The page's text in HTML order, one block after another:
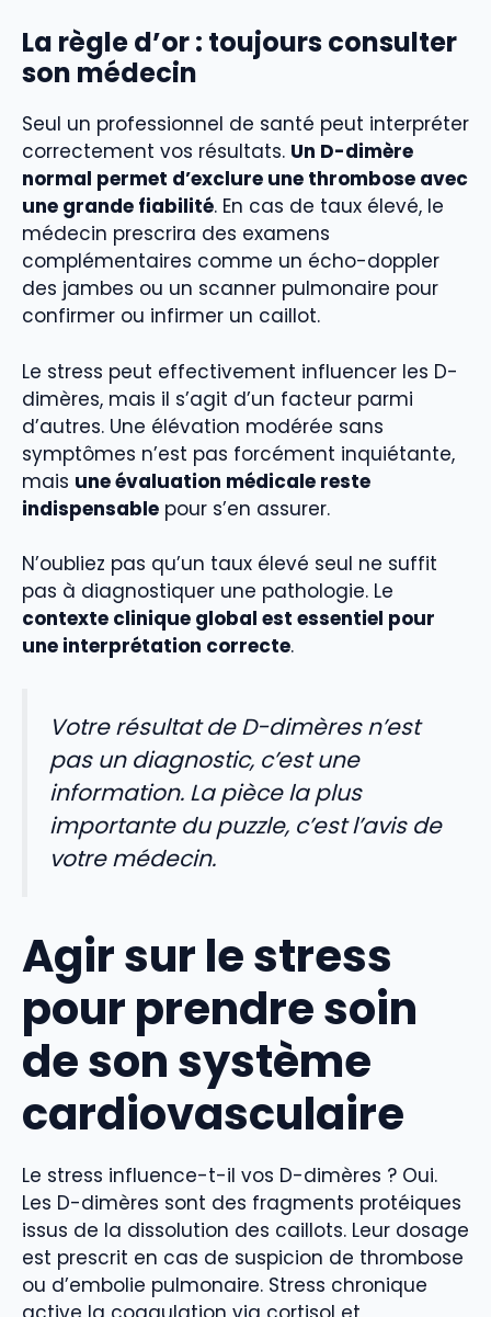
La règle d’or : toujours consulter
son médecin
Seul un professionnel de santé peut interpréter
correctement vos résultats. Un D-dimère
normal permet d’exclure une thrombose avec
une grande fiabilité. En cas de taux élevé, le
médecin prescrira des examens
complémentaires comme un écho-doppler
des jambes ou un scanner pulmonaire pour
confirmer ou infirmer un caillot.
Le stress peut effectivement influencer les D-
dimères, mais il s’agit d’un facteur parmi
d’autres. Une élévation modérée sans
symptômes n’est pas forcément inquiétante,
mais une évaluation médicale reste
indispensable pour s’en assurer.
N’oubliez pas qu’un taux élevé seul ne suffit
pas à diagnostiquer une pathologie. Le
contexte clinique global est essentiel pour
une interprétation correcte.
Votre résultat de D-dimères n’est
pas un diagnostic, c’est une
information. La pièce la plus
importante du puzzle, c’est l’avis de
votre médecin.
Agir sur le stress
pour prendre soin
de son système
cardiovasculaire
Le stress influence-t-il vos D-dimères ? Oui.
Les D-dimères sont des fragments protéiques
issus de la dissolution des caillots. Leur dosage
est prescrit en cas de suspicion de thrombose
ou d’embolie pulmonaire. Stress chronique